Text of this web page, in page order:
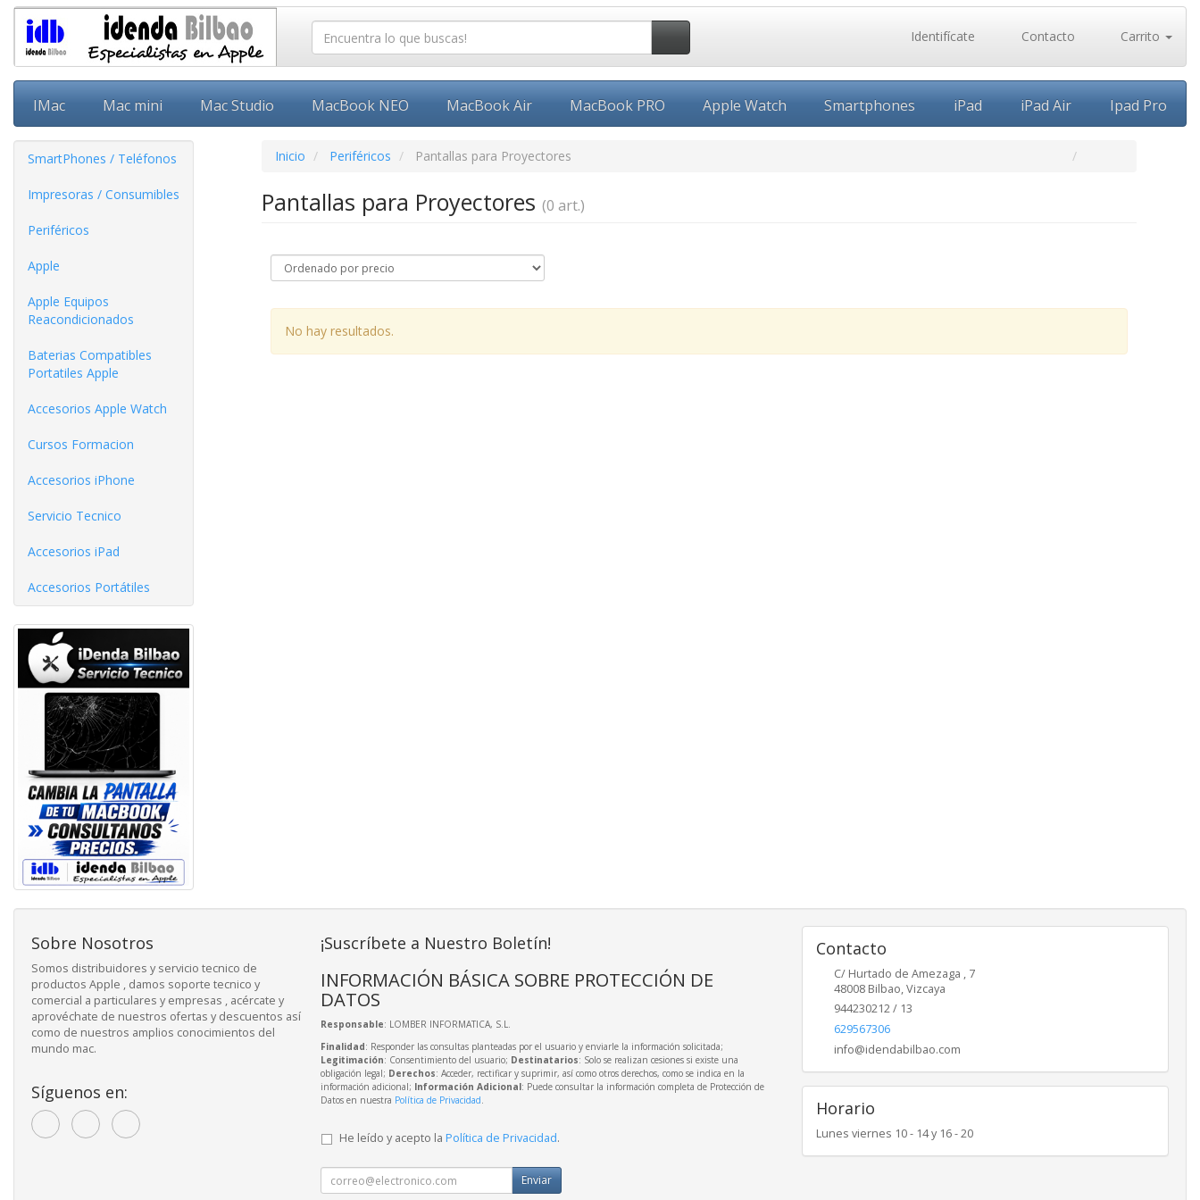
Identifícate Contacto Carrito
IMac Mac mini Mac Studio MacBook NEO MacBook Air MacBook PRO Apple Watch Smartphones iPad iPad Air Ipad Pro
SmartPhones / Teléfonos
Impresoras / Consumibles
Periféricos
Apple
Apple Equipos
Reacondicionados
Baterias Compatibles
Portatiles Apple
Accesorios Apple Watch
Cursos Formacion
Accesorios iPhone
Servicio Tecnico
Accesorios iPad
Accesorios Portátiles
Inicio Periféricos Pantallas para Proyectores
Pantallas para Proyectores (0 art.)
No hay resultados.
Sobre Nosotros
Somos distribuidores y servicio tecnico de
productos Apple , damos soporte tecnico y
comercial a particulares y empresas , acércate y
aprovéchate de nuestros ofertas y descuentos así
como de nuestros amplios conocimientos del
mundo mac.
Síguenos en:
¡Suscríbete a Nuestro Boletín!
INFORMACIÓN BÁSICA SOBRE PROTECCIÓN DE
DATOS
Responsable: LOMBER INFORMATICA, S.L.
Finalidad: Responder las consultas planteadas por el usuario y enviarle la información solicitada;
Legitimación: Consentimiento del usuario; Destinatarios: Solo se realizan cesiones si existe una
obligación legal; Derechos: Acceder, rectificar y suprimir, así como otros derechos, como se indica en la
información adicional; Información Adicional: Puede consultar la información completa de Protección de
Datos en nuestra Política de Privacidad.
He leído y acepto la Política de Privacidad.
Enviar
Contacto
C/ Hurtado de Amezaga , 7
48008 Bilbao,Vizcaya
944230212 / 13
629567306
info@idendabilbao.com
Horario
Lunes viernes 10 - 14 y 16 - 20